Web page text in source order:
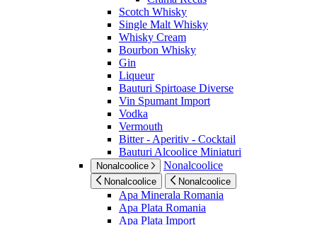
Scotch Whisky
Single Malt Whisky
Whisky Cream
Bourbon Whisky
Gin
Liqueur
Bauturi Spirtoase Diverse
Vin Spumant Import
Vodka
Vermouth
Bitter - Aperitiv - Cocktail
Bauturi Alcoolice Miniaturi
Nonalcoolice Nonalcoolice
Nonalcoolice Nonalcoolice
Apa Minerala Romania
Apa Plata Romania
Apa Plata Import